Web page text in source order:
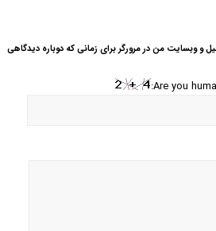
و وبسایت من در مرورگر برای زمانی که دوباره دیدگاهی
Are you